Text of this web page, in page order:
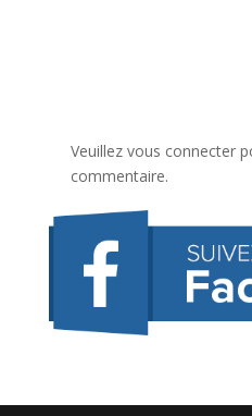
Veuillez vous connecter
commentaire.